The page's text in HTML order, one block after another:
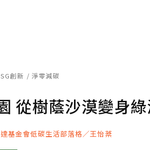
創新 淨零減碳
從樹蔭沙漠變身
基金會低碳生活部落格／王怡棻